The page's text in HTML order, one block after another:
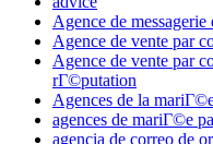
Agence de
Agence de vente par
Agence de vente par
rГ©putation
Agences de la
agences de mariГ©e
agencia de correo de